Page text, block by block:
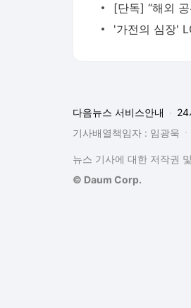
다음뉴스 서비스안내 24
기사배열책임자 : 임광욱
뉴스 기사에 대한 저작권
© Daum Corp.